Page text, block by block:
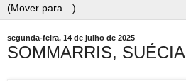
segunda-feira, 14 de julho de 2025
SOMMARRIS, SUÉCIA